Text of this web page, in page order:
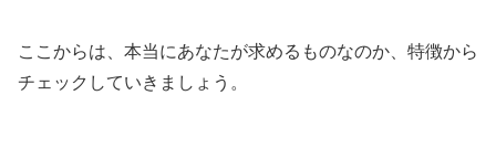
ここからは、本当にあなたが求めるものなのか、特徴から
チェックしていきましょう。